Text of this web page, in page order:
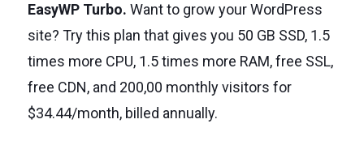
EasyWP Turbo. Want to grow your WordPress
site? Try this plan that gives you 50 GB SSD, 1.5
times more CPU, 1.5 times more RAM, free SSL,
free CDN, and 200,00 monthly visitors for
$34.44/month, billed annually.